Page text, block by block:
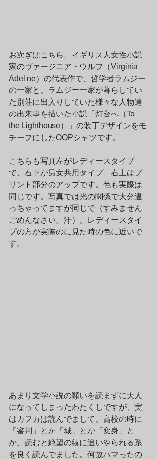
お次ぎはこちら。イギリス人女性小説
家のヴァージニア・ウルフ（Virginia
Adeline）の代表作で、哲学者ラムジー
の一家と、ラムジー一家が暮らしてい
た別荘に出入りしていた様々な人物達
の出来事を描いた小説「灯台へ（To
the Lighthouse）」の装丁デザインをモ
チーフにしたOOPシャツです。
こちらも写真左がレディースタイプ
で、右下が男女共用タイプ、右上はプ
リント部分のアップです。色も実際は
同じです。写真では光の関係で大分違
っちゃってますが同じで（すみません
ごめんなさい。汗）、レディースタイ
プの方が実際のに見た時の色に近いで
す。
あまり文学小説の類いを読まずに大人
になってしまったわたくしですが、実
はカフカは読んでまして、高校の時に
「審判」とか「城」とか「変身」と
か、読むと絶望の縁に追いやられる系
を良く読んでました。何故ハマったの